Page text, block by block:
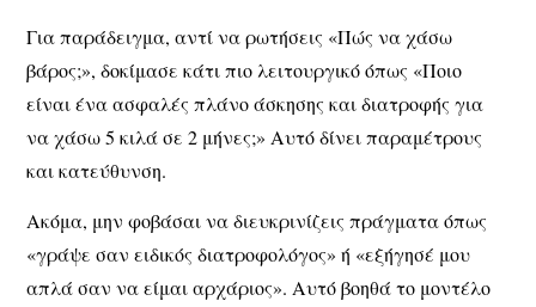
Για παράδειγμα, αντί να ρωτήσεις «Πώς να χάσω
βάρος;», δοκίμασε κάτι πιο λειτουργικό όπως «Ποιο
είναι ένα ασφαλές πλάνο άσκησης και διατροφής για
να χάσω 5 κιλά σε 2 μήνες;» Αυτό δίνει παραμέτρους
και κατεύθυνση.
Ακόμα, μην φοβάσαι ναδιευκρινίζεις πράγματα όπως
«γράψε σαν ειδικός διατροφολόγος» ή «εξήγησέ μου
απλά σαν να είμαι αρχάριος». Αυτό βοηθά το μοντέλο